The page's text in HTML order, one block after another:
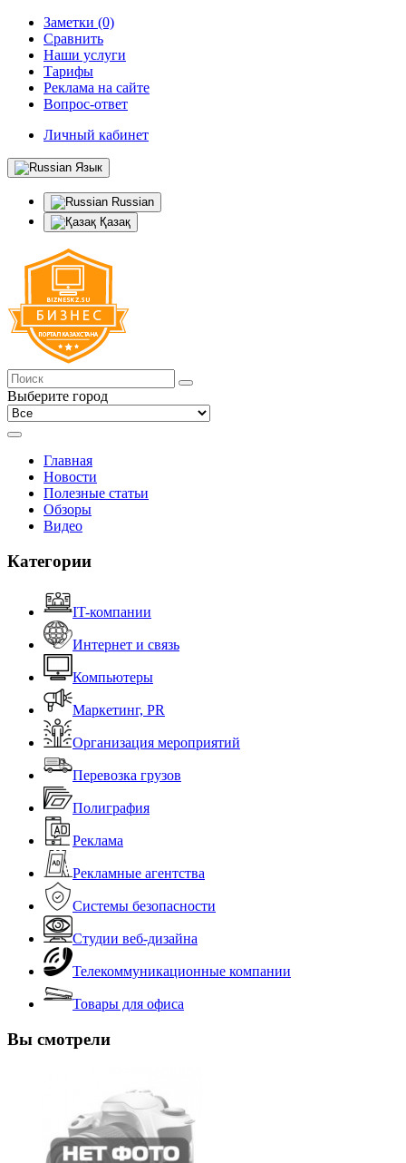
Заметки (0)
Сравнить
Наши услуги
Тарифы
Реклама на сайте
Вопрос-ответ
Личный кабинет
Язык
Russian
Қазақ
Выберите город
Главная
Новости
Полезные статьи
Обзоры
Видео
Категории
IT-компании
Интернет и связь
Компьютеры
Маркетинг, PR
Организация мероприятий
Перевозка грузов
Полиграфия
Реклама
Рекламные агентства
Системы безопасности
Студии веб-дизайна
Телекоммуникационные компании
Товары для офиса
Вы смотрели